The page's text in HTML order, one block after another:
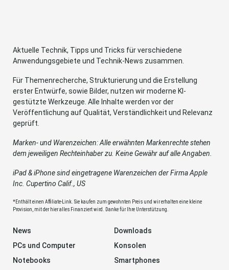
Aktuelle Technik, Tipps und Tricks für verschiedene
Anwendungsgebiete und Technik-News zusammen.
Für Themenrecherche, Strukturierung und die Erstellung
erster Entwürfe, sowie Bilder, nutzen wir moderne KI-
gestützte Werkzeuge. Alle Inhalte werden vor der
Veröffentlichung auf Qualität, Verständlichkeit und Relevanz
geprüft.
Marken- und Warenzeichen: Alle erwähnten Markenrechte stehen
dem jeweiligen Rechteinhaber zu. Keine Gewähr auf alle Angaben.
iPad & iPhone sind eingetragene Warenzeichen der Firma Apple
Inc. Cupertino Calif., US
*Enthält einen Affiliate-Link. Sie kaufen zum gewohnten Preis und wir erhalten eine kleine
Provision, mit der hier alles Finanziert wird. Danke für Ihre Unterstützung.
News
Downloads
PCs und Computer
Konsolen
Notebooks
Smartphones